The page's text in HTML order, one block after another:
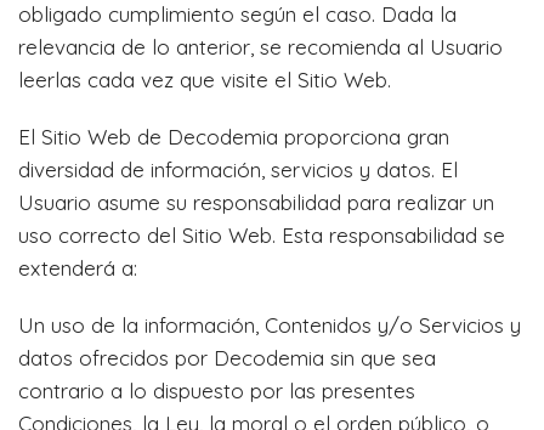
obligado cumplimiento según el caso. Dada la
relevancia de lo anterior, se recomienda al Usuario
leerlas cada vez que visite el Sitio Web.
El Sitio Web de Decodemia proporciona gran
diversidad de información, servicios y datos. El
Usuario asume su responsabilidad para realizar un
uso correcto del Sitio Web. Esta responsabilidad se
extenderá a:
Un uso de la información, Contenidos y/o Servicios y
datos ofrecidos por Decodemia sin que sea
contrario a lo dispuesto por las presentes
Condiciones, la Ley, la moral o el orden público, o